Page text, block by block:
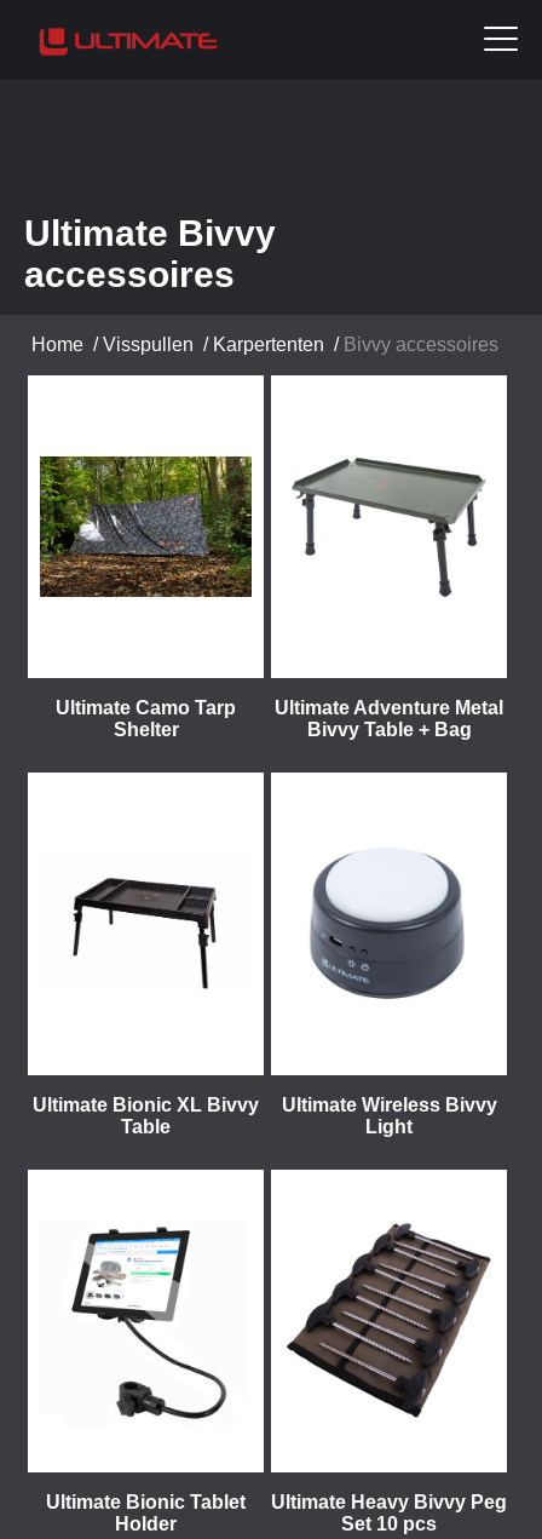
Ultimate Bivvy
accessoires
Home /Visspullen / Karpertenten / Bivvy accessoires
Ultimate Camo Tarp
Shelter
Ultimate Adventure Metal
Bivvy Table + Bag
Ultimate Bionic XL Bivvy
Table
Ultimate Wireless Bivvy
Light
Ultimate Bionic Tablet
Holder
Ultimate Heavy Bivvy Peg
Set 10 pcs